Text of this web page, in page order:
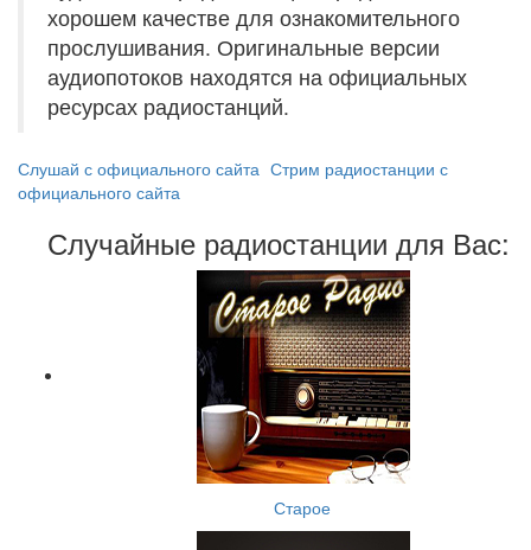
хорошем качестве для ознакомительного
прослушивания. Оригинальные версии
аудиопотоков находятся на официальных
ресурсах радиостанций.
Слушай с официального сайта Стрим радиостанции с
официального сайта
Случайные радиостанции для Вас:
Старое